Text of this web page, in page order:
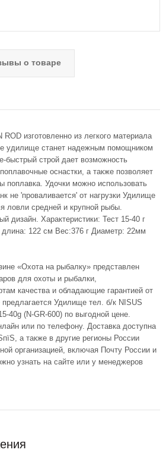
о товаре
изготовленно из легкого материала
удилище станет надежным помощником
быстрый строй дает возможность
оснастки, а также позволяет
поплавка. Удочки можно использовать
не 'проваливается' от нагрузки Удилище
ловли средней и крупной рыбы.
дизайн. Характеристики: Тест 15-40 г
122 см Вес:376 г Диаметр: 22мм
«Охота на рыбалку» представлен
для охоты и рыбалки,
качества и обладающие гарантией от
предлагается Удилище тел. б/к NISUS
40g (N-GR-600) по выгодной цене.
или по телефону. Доставка доступна
а также в другие регионы России
организацией, включая Почту России и
узнать на сайте или у менеджеров